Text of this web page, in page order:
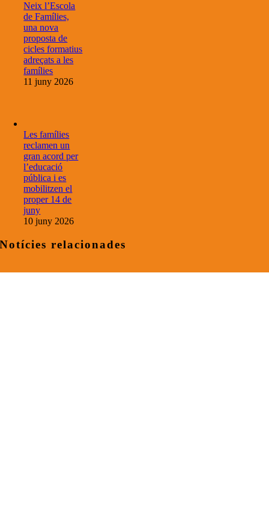
Neix l’Escola
de Famílies,
una nova
proposta de
cicles formatius
adreçats a les
famílies
11 juny 2026
Les famílies
reclamen un
gran acord per
l’educació
pública i es
mobilitzen el
proper 14 de
juny
10 juny 2026
Notícies relacionades